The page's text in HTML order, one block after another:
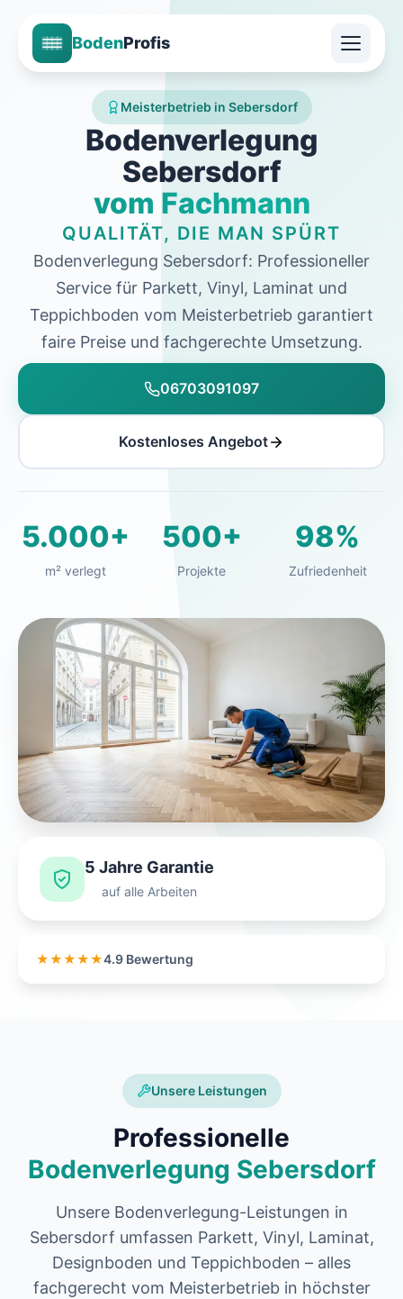
BodenProfis
Meisterbetrieb in Sebersdorf
Bodenverlegung
Sebersdorf
vom Fachmann
QUALITÄT, DIE MAN SPÜRT
Bodenverlegung Sebersdorf: Professioneller
Service für Parkett, Vinyl, Laminat und
Teppichboden vom Meisterbetrieb garantiert
faire Preise und fachgerechte Umsetzung.
06703091097
Kostenloses Angebot
5.000+
m² verlegt
500+
Projekte
98%
Zufriedenheit
5 Jahre Garantie
auf alle Arbeiten
★★★★★4.9 Bewertung
Unsere Leistungen
Professionelle
Bodenverlegung Sebersdorf
Unsere Bodenverlegung-Leistungen in
Sebersdorf umfassen Parkett, Vinyl, Laminat,
Designboden und Teppichboden – alles
fachgerecht vom Meisterbetrieb in höchster